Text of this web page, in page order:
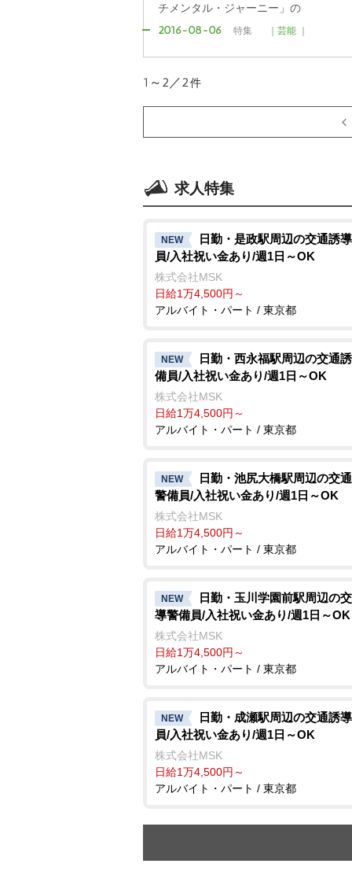
チメンタル・ジャーニー」の
2016-08-06 特集 ｜芸能 ｜
1～2／2件
求人特集
NEW
日勤・是政駅周辺の交通誘
員/入社祝い金あり/週1日～OK
株式会社MSK
日給1万4,500円～
アルバイト・パート / 東京都
NEW
日勤・西永福駅周辺の交通
備員/入社祝い金あり/週1日～OK
株式会社MSK
日給1万4,500円～
アルバイト・パート / 東京都
NEW
日勤・池尻大橋駅周辺の交
警備員/入社祝い金あり/週1日～OK
株式会社MSK
日給1万4,500円～
アルバイト・パート / 東京都
NEW
日勤・玉川学園前駅周辺の
導警備員/入社祝い金あり/週1日～OK
株式会社MSK
日給1万4,500円～
アルバイト・パート / 東京都
NEW
日勤・成瀬駅周辺の交通誘
員/入社祝い金あり/週1日～OK
株式会社MSK
日給1万4,500円～
アルバイト・パート / 東京都